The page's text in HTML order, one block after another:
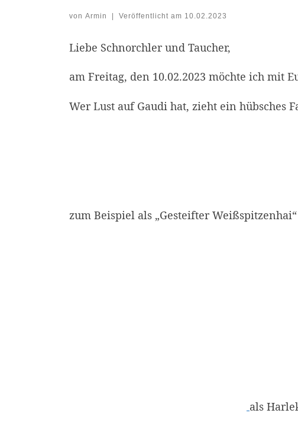
von Armin | Veröffentlicht am 10.02.2023
Liebe Schnorchler und Taucher,
am Freitag, den 10.02.2023 möchte ich mit
Wer Lust auf Gaudi hat, zieht ein hübsches
zum Beispiel als „Gesteifter Weißspitzenhai“
als